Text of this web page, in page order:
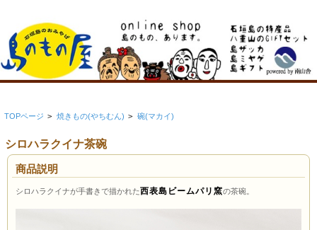
TOPページ > 焼きもの(やちむん) > 碗(マカイ)
シロハラクイナ茶碗
商品説明
シロハラクイナが手書きで描かれた西表島ビームパリ窯の茶碗。